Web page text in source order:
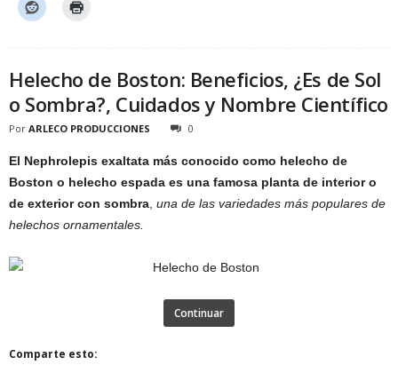
Helecho de Boston: Beneficios, ¿Es de Sol
o Sombra?, Cuidados y Nombre Científico
Por ARLECO PRODUCCIONES 0
El Nephrolepis exaltata más conocido como helecho de
Boston o helecho espada es una famosa planta de interior o
de exterior con sombra una de las variedades más populares de
helechos ornamentales.
Continuar
Comparte esto: